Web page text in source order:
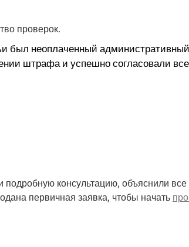
проверок.
был неоплаченный
штрафа и успешно согласовали
подробную консультацию, объяснили
первичная заявка, чтобы начать